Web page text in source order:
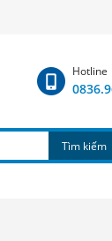
Hotline
Tìm kiếm